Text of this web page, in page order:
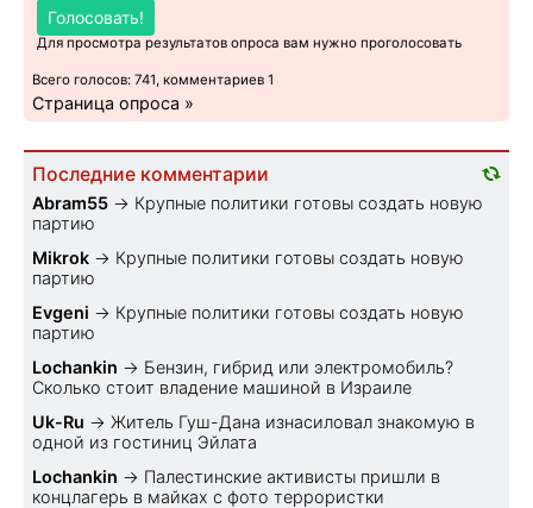
Голосовать!
Для просмотра результатов опроса вам нужно проголосовать
Всего голосов: 741, комментариев 1
Страница опроса »
Последние комментарии
Abram55 → Крупные политики готовы создать новую
партию
Mikrok → Крупные политики готовы создать новую
партию
Evgeni → Крупные политики готовы создать новую
партию
Lochankin → Бензин, гибрид или электромобиль?
Cколько стоит владение машиной в Израиле
Uk-Ru → Житель Гуш-Дана изнасиловал знакомую в
одной из гостиниц Эйлата
Lochankin → Палестинские активисты пришли в
концлагерь в майках с фото террористки